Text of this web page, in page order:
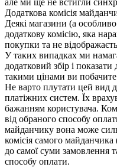
але ми ще не встигли
Додаткова комісія
Деякі магазини (а
додаткову комісію, яка
покупки та не
У таких випадках ми
додатковий збір і
такими цінами ви
Не варто плутати цей вид
платіжних систем. Їх
бажанням користувача.
від обраного способу
майданчику вона може
комісія самого майданчика
до самої суми замовлення
способу оплати.